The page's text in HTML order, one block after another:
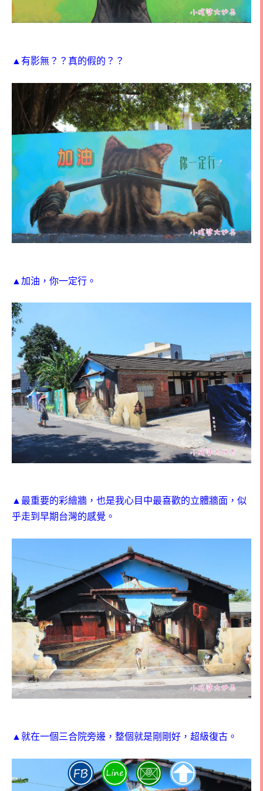
▲有影無？？真的假的？？
▲加油，你一定行。
▲最重要的彩繪牆，也是我心目中最喜歡的立體牆面，似
乎走到早期台灣的感覺。
▲就在一個三合院旁邊，整個就是剛剛好，超級復古。